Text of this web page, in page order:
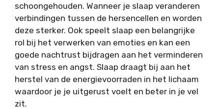
schoongehouden. Wanneer je slaap veranderen
verbindingen tussen de hersencellen en worden
deze sterker. Ook speelt slaap een belangrijke
rol bij het verwerken van emoties en kan een
goede nachtrust bijdragen aan het verminderen
van stress en angst. Slaap draagt bij aan het
herstel van de energievoorraden in het lichaam
waardoor je je uitgerust voelt en beter in je vel
zit.